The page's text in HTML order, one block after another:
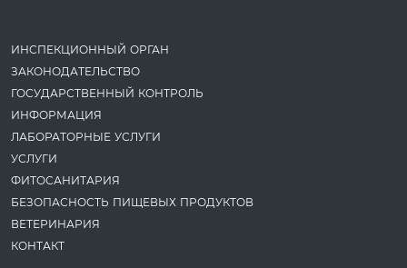
ИНСПЕКЦИОННЫЙ ОРГАН
ЗАКОНОДАТЕ­ЛЬСТВО
ГОСУДАРСТВЕННЫЙ КОНТРОЛЬ
ИНФОРМАЦИЯ
ЛАБОРАТОРНЫЕ УСЛУГИ
УСЛУГИ
ФИТОСАНИТАРИЯ
БЕЗОПАСНОСТЬ ПИЩЕВЫХ ПРОДУКТОВ
ВЕТЕРИНАРИЯ
КОНТАКТ